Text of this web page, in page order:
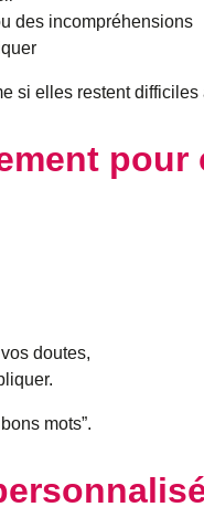
des incompréhensions
si elles restent difficiles
doutes,
mots”.